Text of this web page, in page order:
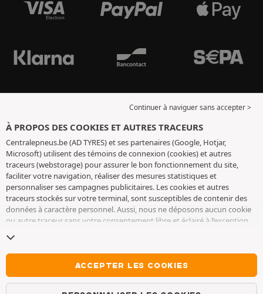
Continuer à naviguer sans accepter >
À PROPOS DES COOKIES ET AUTRES TRACEURS
Centralepneus.be (AD TYRES) et ses partenaires (Google, Hotjar,
Microsoft) utilisent des témoins de connexion (cookies) et autres
traceurs (webstorage) pour assurer le bon fonctionnement du site,
faciliter votre navigation, réaliser des mesures statistiques et
personnaliser ses campagnes publicitaires. Les cookies et autres
traceurs stockés sur votre terminal, sont susceptibles de contenir des
données à caractère personnel. Aussi, nous ne déposons aucun cookie
ou autre traceur sans votre consentement libre et éclairé à l’exception
conservons votre choix pendant 6 mois. Vous pouvez retirer votre
consentement à tout moment en vous rendant sur lapage cookies et
. Vous pouvez choisir de continuer à naviguer sans
accepter le dépôt de cookies ou autres traceurs. Le refus ne fait pas
obstacle à l’accès aux services AD TYRES. Pour plus d’informations, nous
ACCEPTER LES COOKIES